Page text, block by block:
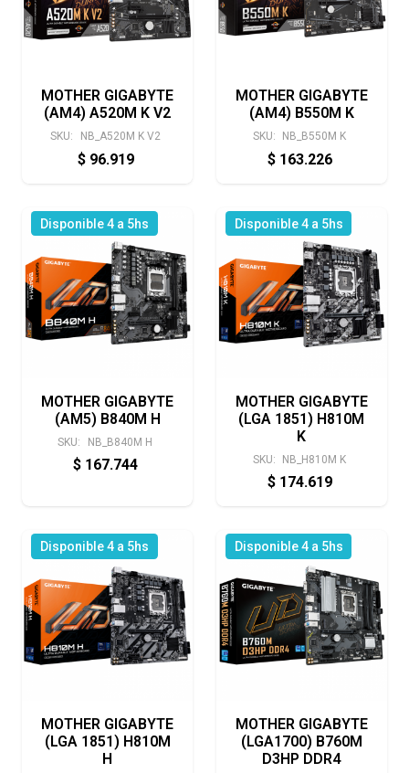
MOTHER GIGABYTE
(AM4) A520M K V2
SKU: NB_A520M K V2
$ 96.919
MOTHER GIGABYTE
(AM4) B550M K
SKU: NB_B550M K
$ 163.226
Disponible 4 a 5hs
MOTHER GIGABYTE
(AM5) B840M H
SKU: NB_B840M H
$ 167.744
Disponible 4 a 5hs
MOTHER GIGABYTE
(LGA 1851) H810M
K
SKU: NB_H810M K
$ 174.619
Disponible 4 a 5hs
MOTHER GIGABYTE
(LGA 1851) H810M
H
Disponible 4 a 5hs
MOTHER GIGABYTE
(LGA1700) B760M
D3HP DDR4